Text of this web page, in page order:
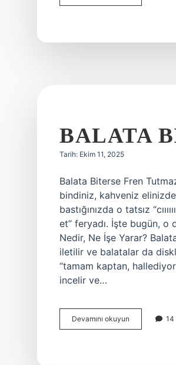
hal
BALATA
Tarih: Ekim 11, 2025
Balata Biterse Fren
bindiniz, kahveniz
bastığınızda o tatsız
et” feryadı. İşte bugün, o
Nedir, Ne İşe Yarar?
iletilir ve balatalar da
“tamam kaptan,
incelir ve…
Devamını okuyun
biterse
14